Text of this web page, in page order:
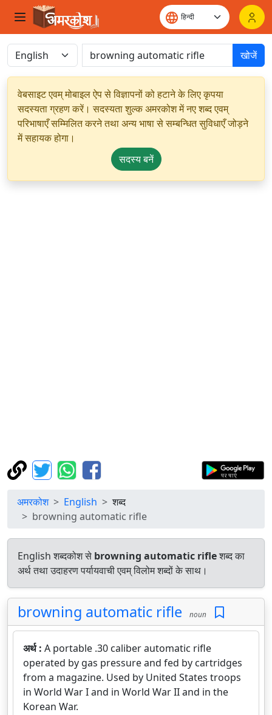
खोजें
वेबसाइट एवम् मोबाइल ऐप से विज्ञापनों को हटाने के लिए कृपया
सदस्यता ग्रहण करें। सदस्यता शुल्क अमरकोश में नए शब्द एवम्
परिभाषाएँ सम्मिलित करने तथा अन्य भाषा से सम्बन्धित सुविधाएँ जोड़ने
में सहायक होगा।
सदस्य बनें
अमरकोश English
शब्द
browning automatic rifle
English शब्दकोश से browning automatic rifleशब्द का
अर्थ तथा उदाहरण पर्यायवाची एवम् विलोम शब्दों के साथ।
browning automatic rifle noun
अर्थ : A portable .30 caliber automatic rifle
operated by gas pressure and fed by cartridges
from a magazine. Used by United States troops
in World War I and in World War II and in the
Korean War.